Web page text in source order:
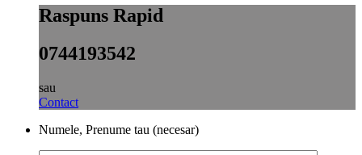
Raspuns Rapid
0744193542
sau
Contact
Numele, Prenume tau (necesar)